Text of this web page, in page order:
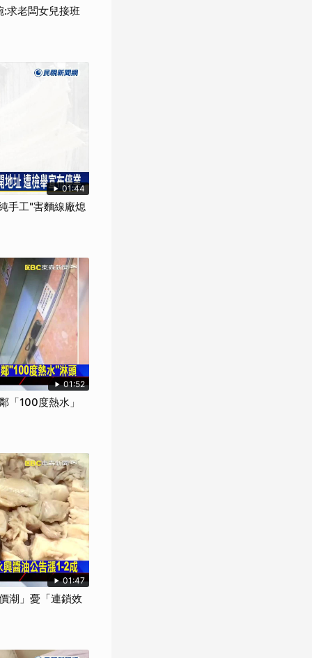
求老闆女兒接班
01:44
手工"害麵線廠熄
01:52
「100度熱水」
01:47
潮」憂「連鎖效